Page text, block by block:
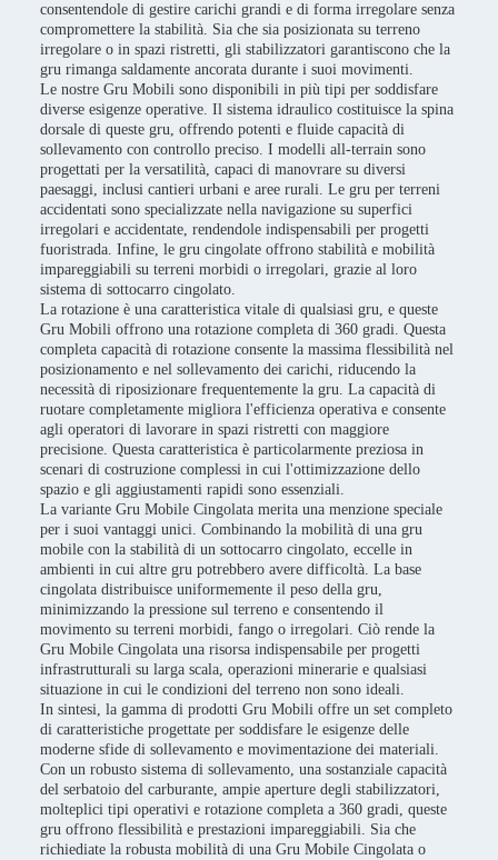
consentendole di gestire carichi grandi e di forma irregolare senza
compromettere la stabilità. Sia che sia posizionata su terreno
irregolare o in spazi ristretti, gli stabilizzatori garantiscono che la
gru rimanga saldamente ancorata durante i suoi movimenti.
Le nostre Gru Mobili sono disponibili in più tipi per soddisfare
diverse esigenze operative. Il sistema idraulico costituisce la spina
dorsale di queste gru, offrendo potenti e fluide capacità di
sollevamento con controllo preciso. I modelli all-terrain sono
progettati per la versatilità, capaci di manovrare su diversi
paesaggi, inclusi cantieri urbani e aree rurali. Le gru per terreni
accidentati sono specializzate nella navigazione su superfici
irregolari e accidentate, rendendole indispensabili per progetti
fuoristrada. Infine, le gru cingolate offrono stabilità e mobilità
impareggiabili su terreni morbidi o irregolari, grazie al loro
sistema di sottocarro cingolato.
La rotazione è una caratteristica vitale di qualsiasi gru, e queste
Gru Mobili offrono una rotazione completa di 360 gradi. Questa
completa capacità di rotazione consente la massima flessibilità nel
posizionamento e nel sollevamento dei carichi, riducendo la
necessità di riposizionare frequentemente la gru. La capacità di
ruotare completamente migliora l'efficienza operativa e consente
agli operatori di lavorare in spazi ristretti con maggiore
precisione. Questa caratteristica è particolarmente preziosa in
scenari di costruzione complessi in cui l'ottimizzazione dello
spazio e gli aggiustamenti rapidi sono essenziali.
La variante Gru Mobile Cingolata merita una menzione speciale
per i suoi vantaggi unici. Combinando la mobilità di una gru
mobile con la stabilità di un sottocarro cingolato, eccelle in
ambienti in cui altre gru potrebbero avere difficoltà. La base
cingolata distribuisce uniformemente il peso della gru,
minimizzando la pressione sul terreno e consentendo il
movimento su terreni morbidi, fango o irregolari. Ciò rende la
Gru Mobile Cingolata una risorsa indispensabile per progetti
infrastrutturali su larga scala, operazioni minerarie e qualsiasi
situazione in cui le condizioni del terreno non sono ideali.
In sintesi, la gamma di prodotti Gru Mobili offre un set completo
di caratteristiche progettate per soddisfare le esigenze delle
moderne sfide di sollevamento e movimentazione dei materiali.
Con un robusto sistema di sollevamento, una sostanziale capacità
del serbatoio del carburante, ampie aperture degli stabilizzatori,
molteplici tipi operativi e rotazione completa a 360 gradi, queste
gru offrono flessibilità e prestazioni impareggiabili. Sia che
richiediate la robusta mobilità di una Gru Mobile Cingolata o